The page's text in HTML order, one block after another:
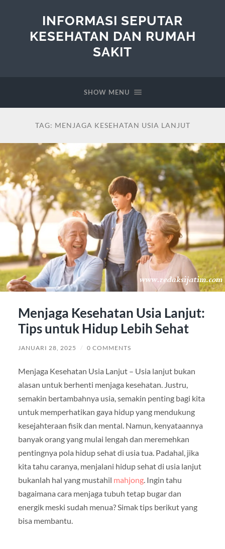
INFORMASI SEPUTAR
KESEHATAN DAN RUMAH
SAKIT
SHOW MENU
TAG: MENJAGA KESEHATAN USIA LANJUT
Menjaga Kesehatan Usia Lanjut:
Tips untuk Hidup Lebih Sehat
JANUARI 28, 2025 / 0 COMMENTS
Menjaga Kesehatan Usia Lanjut – Usia lanjut bukan
alasan untuk berhenti menjaga kesehatan. Justru,
semakin bertambahnya usia, semakin penting bagi kita
untuk memperhatikan gaya hidup yang mendukung
kesejahteraan fisik dan mental. Namun, kenyataannya
banyak orang yang mulai lengah dan meremehkan
pentingnya pola hidup sehat di usia tua. Padahal, jika
kita tahu caranya, menjalani hidup sehat di usia lanjut
bukanlah hal yang mustahil mahjong. Ingin tahu
bagaimana cara menjaga tubuh tetap bugar dan
energik meski sudah menua? Simak tips berikut yang
bisa membantu.